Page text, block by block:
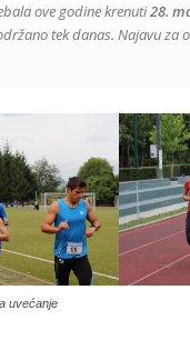
ove godine krenuti28.
tek danas. Najavu
uvećanje